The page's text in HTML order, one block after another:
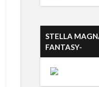
STELLA
FANTASY-